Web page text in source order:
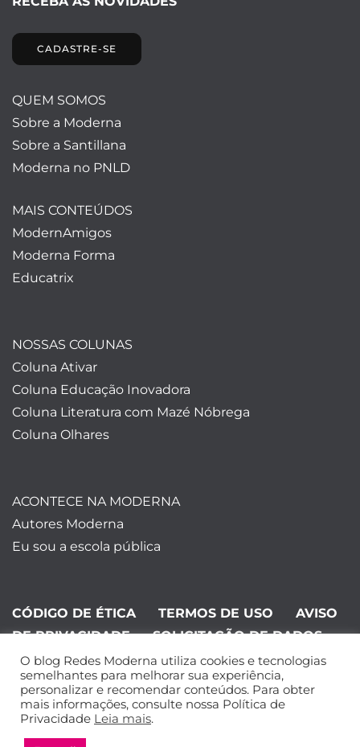
CADASTRE-SE
QUEM SOMOS
Sobre a Moderna
Sobre a Santillana
Moderna no PNLD
MAIS CONTEÚDOS
ModernAmigos
Moderna Forma
Educatrix
NOSSAS COLUNAS
Coluna Ativar
Coluna Educação Inovadora
Coluna Literatura com Mazé Nóbrega
Coluna Olhares
ACONTECE NA MODERNA
Autores Moderna
Eu sou a escola pública
CÓDIGO DE ÉTICA TERMOS DE USO
AVISO
DE PRIVACIDADE
SOLICITAÇÃO DE DADOS
©Editora Moderna 2024. Todos os
direitos reservados.
O blog Redes Moderna utiliza cookies e tecnologias
semelhantes para melhorar sua experiência,
personalizar e recomendar conteúdos. Para obter
mais informações, consulte nossa Política de
Privacidade Leia mais.